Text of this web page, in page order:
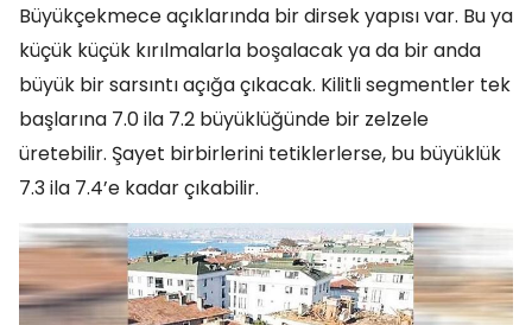
Büyükçekmece açıklarında bir dirsek yapısı var. Bu ya
küçük küçük kırılmalarla boşalacak ya da bir anda
büyük bir sarsıntı açığa çıkacak. Kilitli segmentler tek
başlarına 7.0 ila 7.2 büyüklüğünde bir zelzele
üretebilir. Şayet birbirlerini tetiklerlerse, bu büyüklük
7.3 ila 7.4’e kadar çıkabilir.